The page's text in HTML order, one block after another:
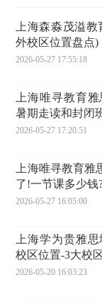
上海森淼茂溢
外校区位置盘点)
2026-05-27 17:55:18
上海唯寻教育
暑期走读和封闭
2026-05-27 17:20:51
上海唯寻教育
了!一节课多少钱
2026-05-27 16:05:00
上海学为贵雅
校区位置-3大校
2026-05-20 16:03:23